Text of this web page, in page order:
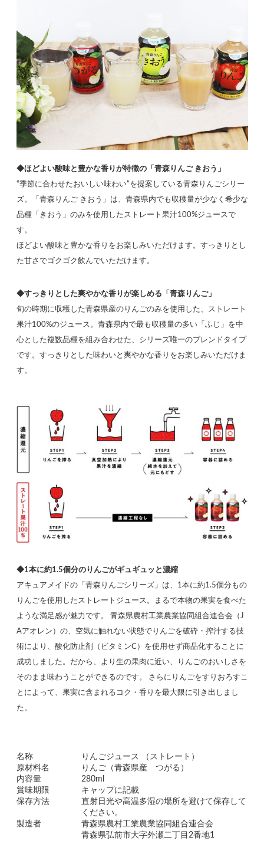
◆ほどよい酸味と豊かな香りが特徴の「青森りんご きおう」
“季節に合わせたおいしい味わい”を提案している青森りんごシリー
ズ。「青森りんご きおう」は、青森県内でも収穫量が少なく希少な
品種「きおう」のみを使用したストレート果汁100%ジュースで
す。
ほどよい酸味と豊かな香りをお楽しみいただけます。すっきりとし
た甘さでゴクゴク飲んでいただけます。
◆すっきりとした爽やかな香りが楽しめる「青森りんご」
旬の時期に収穫した青森県産のりんごのみを使用した、ストレート
果汁100%のジュース。青森県内で最も収穫量の多い「ふじ」を中
心とした複数品種を組み合わせた、シリーズ唯一のブレンドタイプ
です。すっきりとした味わいと爽やかな香りをお楽しみいただけま
す。
◆1本に約1.5個分のりんごがギュギュッと濃縮
アキュアメイドの「青森りんごシリーズ」は、1本に約1.5個分もの
りんごを使用したストレートジュース。まるで本物の果実を食べた
ような満足感が魅力です。 青森県農村工業農業協同組合連合会（J
Aアオレン）の、空気に触れない状態でりんごを破砕・搾汁する技
術により、酸化防止剤（ビタミンC）を使用せず商品化することに
成功しました。だから、より生の果肉に近い、りんごのおいしさを
そのまま味わうことができるのです。 さらにりんごをすりおろすこ
とによって、果実に含まれるコク・香りを最大限に引き出しまし
た。
名称
りんごジュース （ストレート）
原材料名
りんご（青森県産 つがる）
内容量
280ml
賞味期限
キャップに記載
保存方法
直射日光や高温多湿の場所を避けて保存して
ください。
製造者
青森県農村工業農業協同組合連合会
青森県弘前市大字外瀬二丁目2番地1